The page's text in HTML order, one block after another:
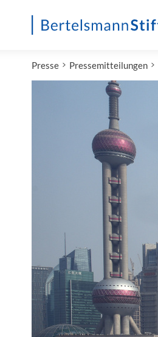
Presse Pressemitteilungen